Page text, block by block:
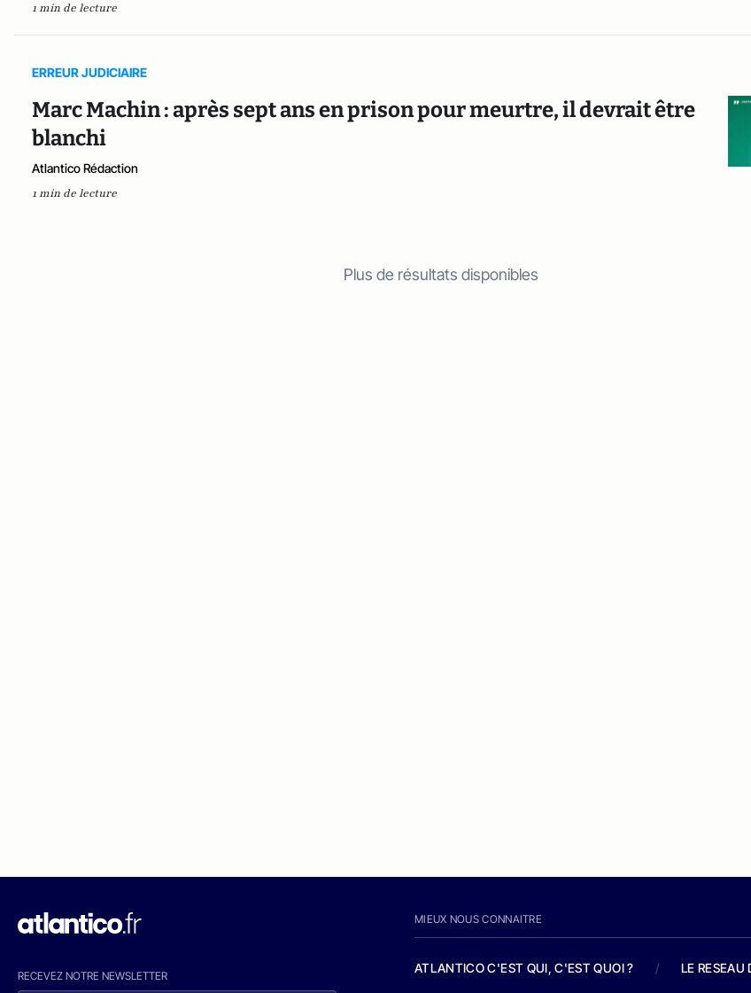
1 min de lecture
ERREUR JUDICIAIRE
Marc Machin : après sept ans en prison pour meurtre, il devrait être
blanchi
Atlantico Rédaction
1 min de lecture
Plus de résultats disponibles
RECEVEZ NOTRE NEWSLETTER
MIEUX NOUS CONNAITRE
ATLANTICO C'EST QUI, C'EST QUOI ? / LE